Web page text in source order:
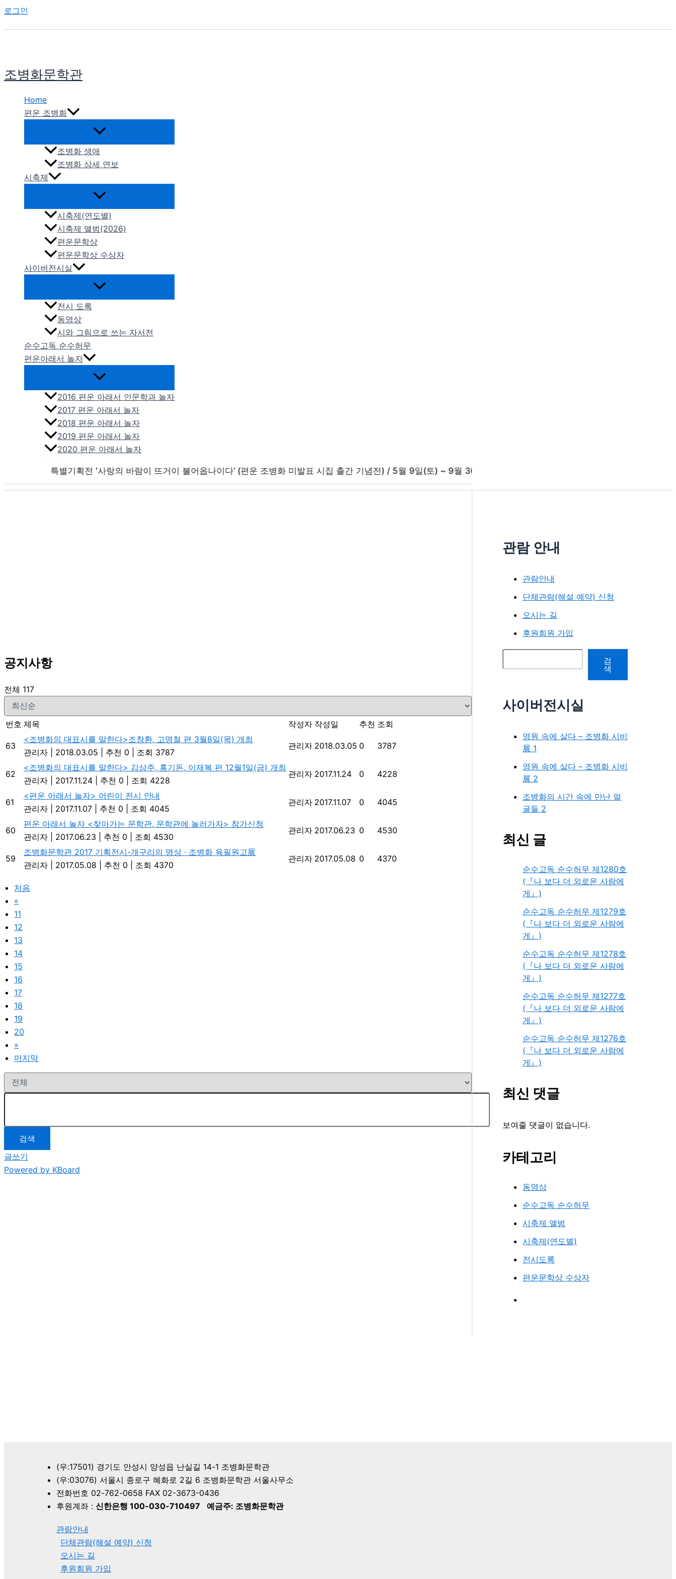
콘
너
로그인
조병화문학관
Home
편운 조병화
조병화 생애
조병화 상세 연보
시축제
시축제(연도별)
시축제 앨범(2026)
편운문학상
편운문학상 수상자
사이버전시실
전시 도록
동영상
시와 그림으로 쓰는 자서전
순수고독 순수허무
편운아래서 놀자
2016 편운 아래서 인문학과 놀자
2017 편운 아래서 놀자
2018 편운 아래서 놀자
2019 편운 아래서 놀자
2020 편운 아래서 놀자
2022 편운 아래서 놀자
특별기획전 ‘사랑의 바람이 뜨거이 불어옵나이다’ (편운 조병화 미발표 시집 출간 기념전) / 5월 9일(토) ~ 9월 30일(수) / 1958년 작은 스케치북(13.5x21cm)에 남긴 시 28편
공지사항
전체 117
번호 제목 작성자 작성일 추천 조회
63
<조병화의 대표시를 말한다>조창환, 고명철 편 3월8일(목) 개최
관리자
2018.03.05 추천 0 조회 3787
관리자 2018.03.05 0 3787
62
<조병화의 대표시를 말한다> 김삼주, 홍기돈, 이재복 편 12월1일(금) 개최
관리자
2017.11.24 추천 0 조회 4228
관리자 2017.11.24 0 4228
61
<편운 아래서 놀자> 어린이 전시 안내
관리자
2017.11.07 추천 0 조회 4045
관리자 2017.11.07 0 4045
60
편운 아래서 놀자 <찾아가는 문학관, 문학관에 놀러가자> 참가신청
관리자
2017.06.23 추천 0 조회 4530
관리자 2017.06.23 0 4530
59
조병화문학관 2017 기획전시-개구리의 명상 · 조병화 육필원고展
관리자
2017.05.08 추천 0 조회 4370
관리자 2017.05.08 0 4370
처음
«
11
12
13
14
15
16
17
18
19
20
»
마지막
검색
글쓰기
Powered by KBoard
관람 안내
관람안내
단체관람(해설 예약) 신청
오시는 길
후원회원 가입
검색
검
색
사이버전시실
영원 속에 살다 – 조병화 시비
展 1
영원 속에 살다 – 조병화 시비
展 2
조병화의 시간 속에 만난 얼
굴들 2
최신 글
순수고독 순수허무 제1280호
(『나 보다 더 외로운 사람에
게』)
순수고독 순수허무 제1279호
(『나 보다 더 외로운 사람에
게』)
순수고독 순수허무 제1278호
(『나 보다 더 외로운 사람에
게』)
순수고독 순수허무 제1277호
(『나 보다 더 외로운 사람에
게』)
순수고독 순수허무 제1276호
(『나 보다 더 외로운 사람에
게』)
최신 댓글
보여줄 댓글이 없습니다.
카테고리
동영상
순수고독 순수허무
시축제 앨범
시축제(연도별)
전시도록
편운문학상 수상자
(우:17501) 경기도 안성시 양성읍 난실길 14-1 조병화문학관
(우:03076) 서울시 종로구 혜화로 2길 6 조병화문학관 서울사무소
전화번호 02-762-0658 FAX 02-3673-0436
후원계좌 : 신한은행 100-030-710497 예금주: 조병화문학관
관람안내
단체관람(해설 예약) 신청
오시는 길
후원회원 가입